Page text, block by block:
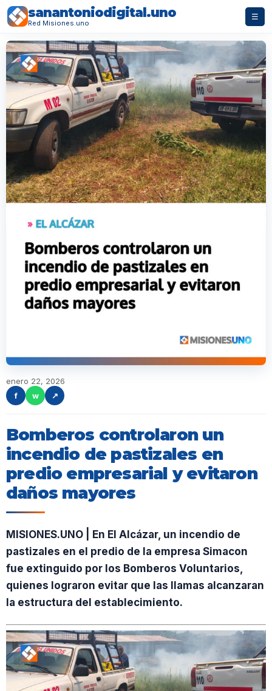
sanantoniodigital.uno
Red Misiones.uno
☰
enero 22, 2026
f
w ↗
Bomberos controlaron un
incendio de pastizales en
predio empresarial y evitaron
daños mayores
MISIONES.UNO | En El Alcázar, un incendio de
pastizales en el predio de la empresa Simacon
fue extinguido por los Bomberos Voluntarios,
quienes lograron evitar que las llamas alcanzaran
la estructura del establecimiento.